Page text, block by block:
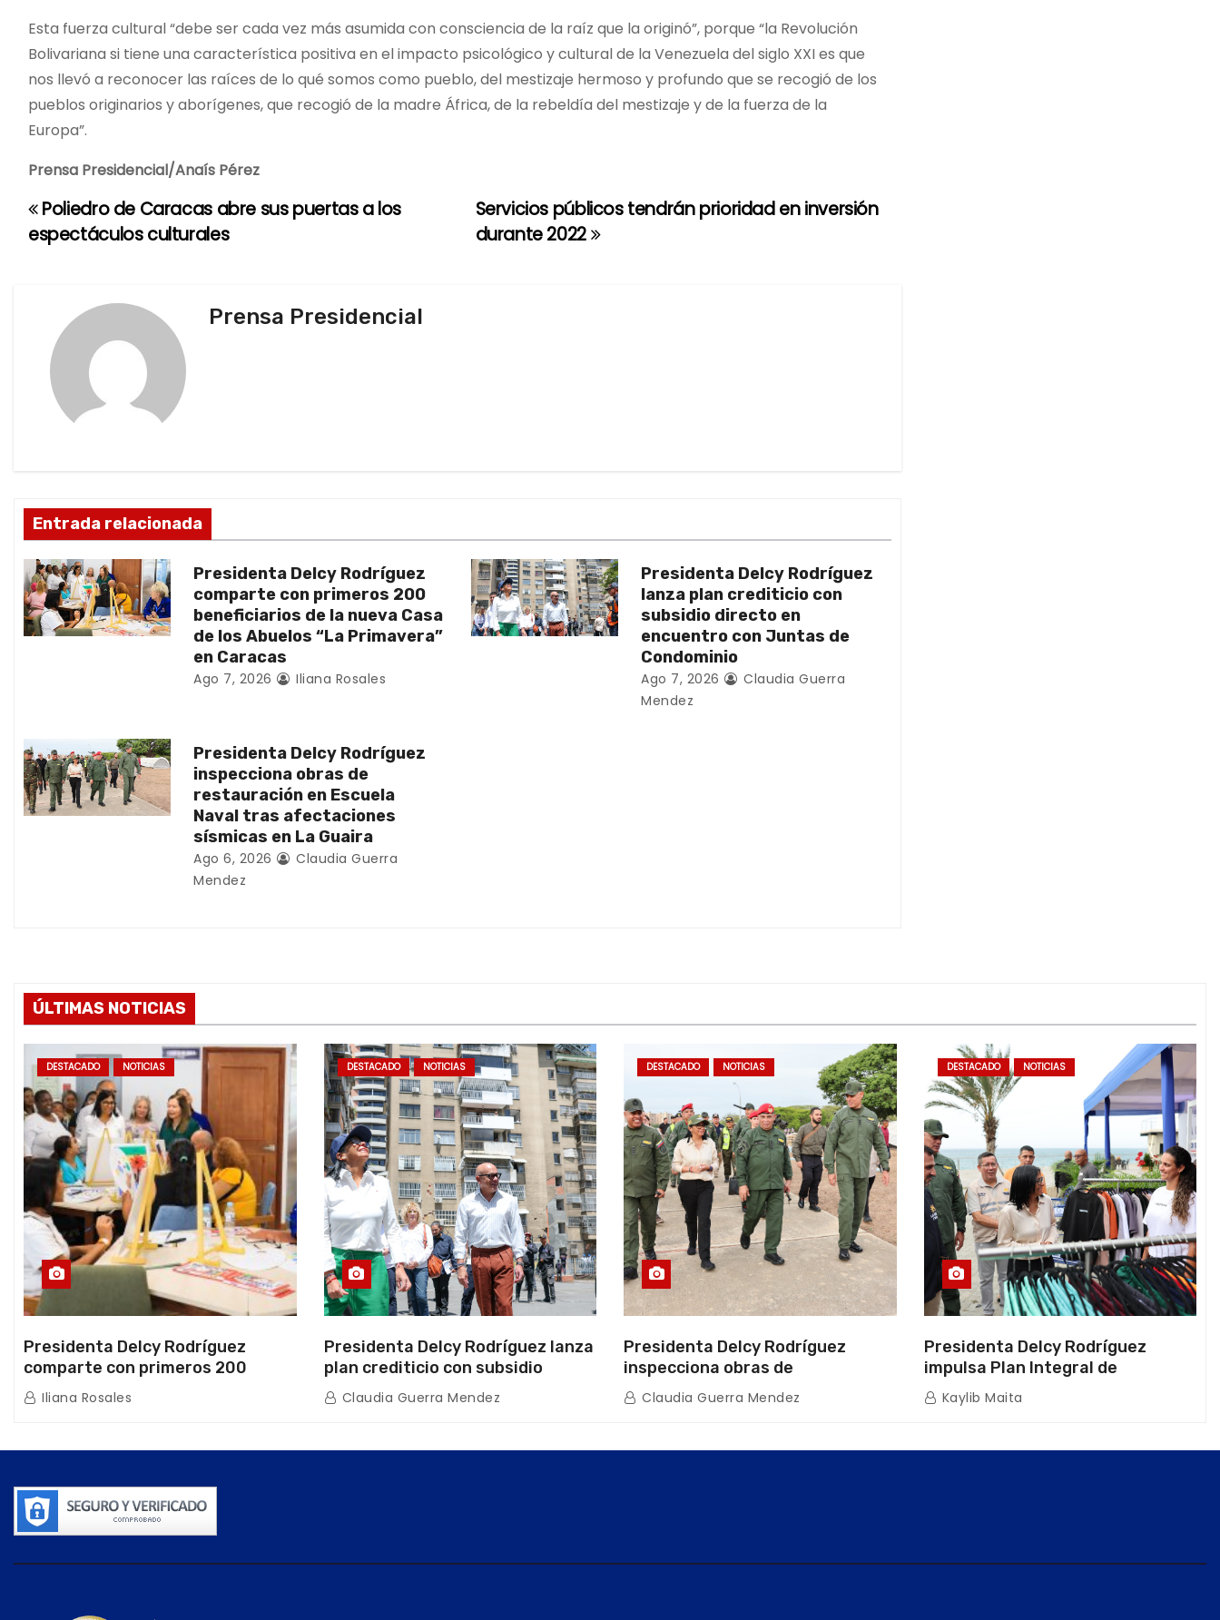
Esta fuerza cultural “debe ser cada vez más asumida con consciencia de la raíz que la originó”, porque “la Revolución
Bolivariana si tiene una característica positiva en el impacto psicológico y cultural de la Venezuela del siglo XXI es que
nos llevó a reconocer las raíces de lo qué somos como pueblo, del mestizaje hermoso y profundo que se recogió de los
pueblos originarios y aborígenes, que recogió de la madre África, de la rebeldía del mestizaje y de la fuerza de la
Europa”.
Prensa Presidencial/Anaís Pérez
N
ó
n
d
e
t
r
a
Servicios públicos tendrán prioridad en inversión
durante 2022
Poliedro de Caracas abre sus puertas a los
espectáculos culturales
Prensa Presidencial
Entrada relacionada
Presidenta Delcy Rodríguez
comparte con primeros 200
beneficiarios de la nueva Casa
de los Abuelos “La Primavera”
en Caracas
Ago 7, 2026 Iliana Rosales
Presidenta Delcy Rodríguez
lanza plan crediticio con
subsidio directo en
encuentro con Juntas de
Condominio
Ago 7, 2026
Claudia Guerra
Mendez
Presidenta Delcy Rodríguez
inspecciona obras de
restauración en Escuela
Naval tras afectaciones
sísmicas en La Guaira
Ago 6, 2026
Claudia Guerra
Mendez
ÚLTIMAS NOTICIAS
DESTACADO NOTICIAS
Presidenta Delcy Rodríguez
comparte con primeros 200
beneficiarios de la nueva Casa de
los Abuelos “La Primavera” en
Iliana Rosales
DESTACADO NOTICIAS
Presidenta Delcy Rodríguez lanza
plan crediticio con subsidio
directo en encuentro con Juntas
de Condominio
Claudia Guerra Mendez
DESTACADO NOTICIAS
Presidenta Delcy Rodríguez
inspecciona obras de
restauración en Escuela Naval
tras afectaciones sísmicas en La
Claudia Guerra Mendez
DESTACADO NOTICIAS
Presidenta Delcy Rodríguez
impulsa Plan Integral de
Reactivación Económica en La
Guaira
Kaylib Maita